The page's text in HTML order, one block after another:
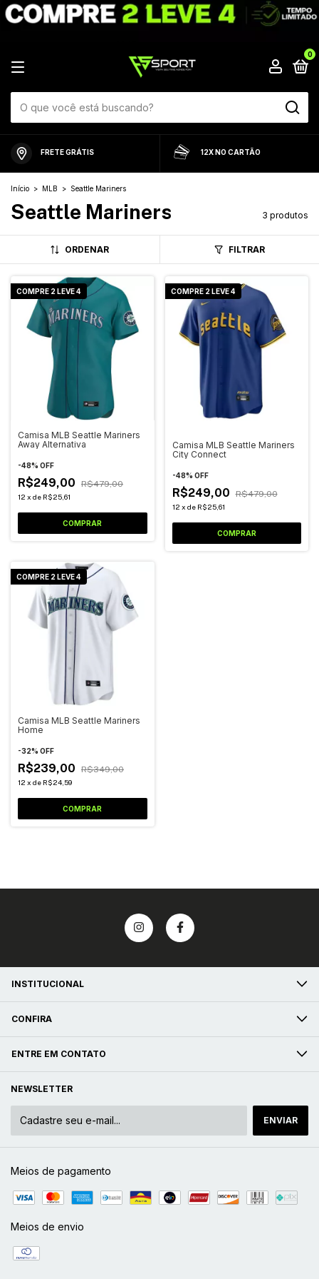
0
FRETE GRÁTIS 12X NO CARTÃO
Início > MLB > Seattle Mariners
Seattle Mariners 3 produtos
ORDENAR FILTRAR
COMPRE 2 LEVE 4
Camisa MLB Seattle Mariners
Away Alternativa
-48% OFF
R$249,00 R$479,00
12 x de R$25,61
COMPRAR
COMPRE 2 LEVE 4
Camisa MLB Seattle Mariners
City Connect
-48% OFF
R$249,00 R$479,00
12 x de R$25,61
COMPRAR
COMPRE 2 LEVE 4
Camisa MLB Seattle Mariners
Home
-32% OFF
R$239,00 R$349,00
12 x de R$24,59
COMPRAR
INSTITUCIONAL
CONFIRA
ENTRE EM CONTATO
NEWSLETTER
Meios de pagamento
Meios de envio